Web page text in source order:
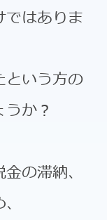
ではありま
という方の
か？
の滞納、